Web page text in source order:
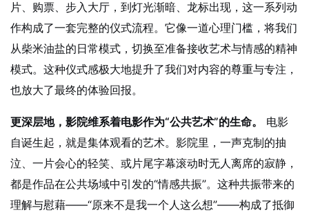
片、购票、步入大厅，到灯光渐暗、龙标出现，这一系列动
作构成了一套完整的仪式流程。它像一道心理门槛，将我们
从柴米油盐的日常模式，切换至准备接收艺术与情感的精神
模式。这种仪式感极大地提升了我们对内容的尊重与专注，
也放大了最终的体验回报。
更深层地，影院维系着电影作为“公共艺术”的生命。
电影
自诞生起，就是集体观看的艺术。影院里，一声克制的抽
泣、一片会心的轻笑、或片尾字幕滚动时无人离席的寂静，
都是作品在公共场域中引发的“情感共振”。这种共振带来的
理解与慰藉——“原来不是我一个人这么想”——构成了抵御